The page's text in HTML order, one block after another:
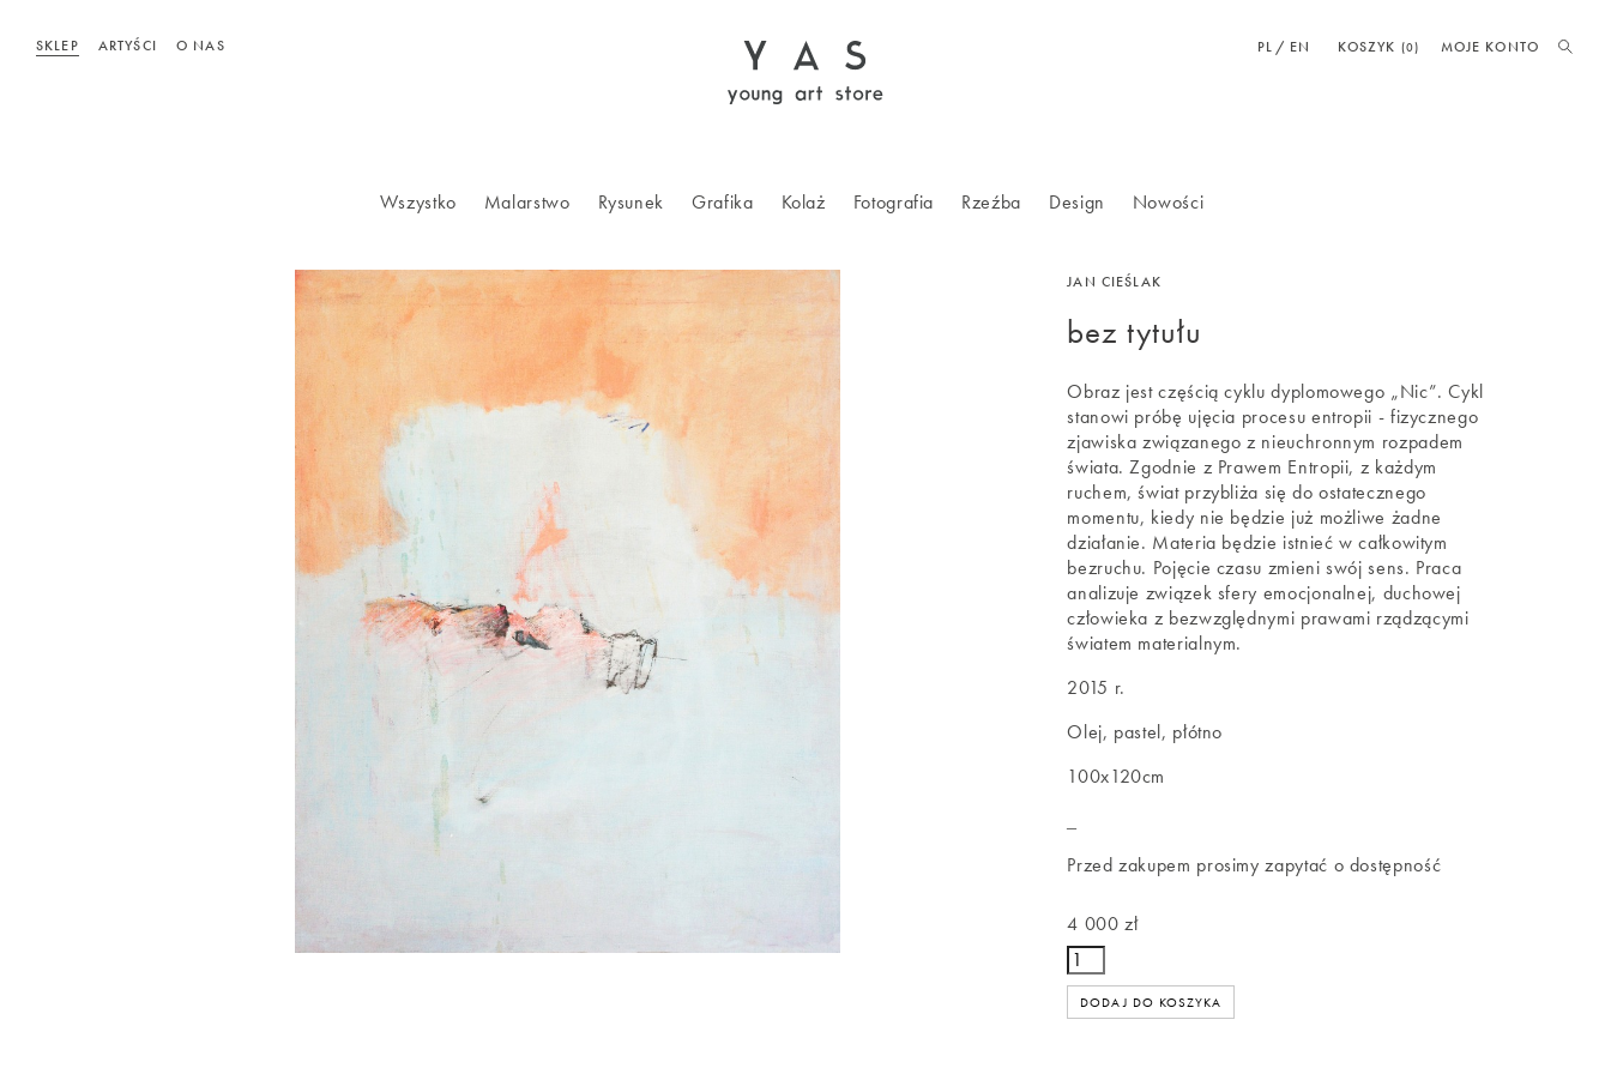
SKLEP ARTYŚCI O NAS MOJE KONTO
PL EN KOSZYK (0)
Wszystko Malarstwo Rysunek Grafika Kolaż Fotografia Rzeźba Design Nowości
JAN CIEŚLAK
bez tytułu
Obraz jest częścią cyklu dyplomowego „Nic”. Cykl
stanowi próbę ujęcia procesu entropii - fizycznego
zjawiska związanego z nieuchronnym rozpadem
świata. Zgodnie z Prawem Entropii, z każdym
ruchem, świat przybliża się do ostatecznego
momentu, kiedy nie będzie już możliwe żadne
działanie. Materia będzie istnieć w całkowitym
bezruchu. Pojęcie czasu zmieni swój sens. Praca
analizuje związek sfery emocjonalnej, duchowej
człowieka z bezwzględnymi prawami rządzącymi
światem materialnym.
2015 r.
Olej, pastel, płótno
100x120cm
Przed zakupem prosimy zapytać o dostępność
4 000 zł
DODAJ DO KOSZYKA